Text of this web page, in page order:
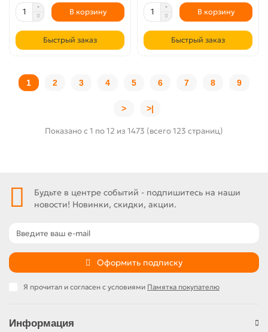
В корзину
Быстрый заказ
В корзину
Быстрый заказ
1 2 3 4 5 6 7 8 9
> >|
Показано с 1 по 12 из 1473 (всего 123 страниц)
Будьте в центре событий - подпишитесь на наши
новости! Новинки, скидки, акции.
Оформить подписку
Я прочитал и согласен с условиями Памятка покупателю
Информация